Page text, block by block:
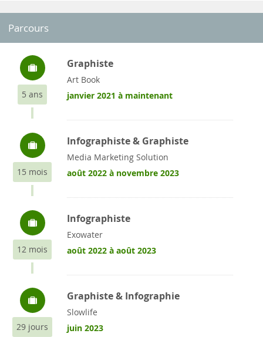
Parcours
5 ans
Graphiste
Art Book
janvier 2021 à maintenant
15 mois
Infographiste & Graphiste
Media Marketing Solution
août 2022 à novembre 2023
12 mois
Infographiste
Exowater
août 2022 à août 2023
29 jours
Graphiste & Infographie
Slowlife
juin 2023